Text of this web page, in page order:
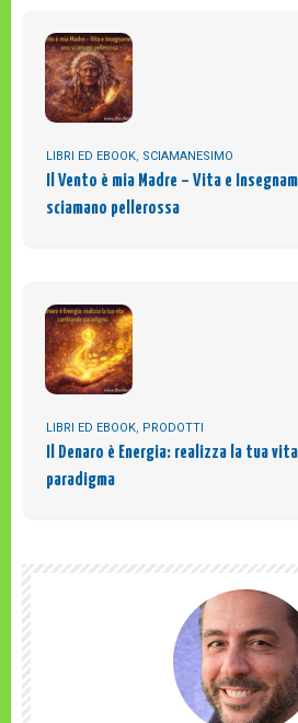
LIBRI ED EBOOK, SCIAMANESIMO
Il Vento è mia Madre – Vita e
sciamano pellerossa
LIBRI ED EBOOK, PRODOTTI
Il Denaro è Energia: realizza la tua
paradigma